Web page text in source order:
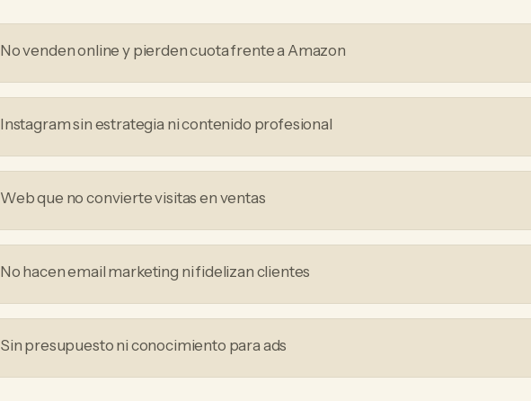
No venden online y pierden cuota frente a Amazon
Instagram sin estrategia ni contenido profesional
Web que no convierte visitas en ventas
No hacen email marketing ni fidelizan clientes
Sin presupuesto ni conocimiento para ads